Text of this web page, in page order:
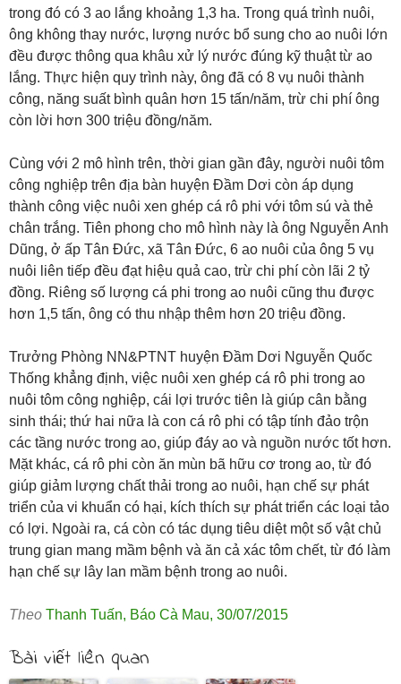
trong đó có 3 ao lắng khoảng 1,3 ha. Trong quá trình nuôi,
ông không thay nước, lượng nước bổ sung cho ao nuôi lớn
đều được thông qua khâu xử lý nước đúng kỹ thuật từ ao
lắng. Thực hiện quy trình này, ông đã có 8 vụ nuôi thành
công, năng suất bình quân hơn 15 tấn/năm, trừ chi phí ông
còn lời hơn 300 triệu đồng/năm.
Cùng với 2 mô hình trên, thời gian gần đây, người nuôi tôm
công nghiệp trên địa bàn huyện Ðầm Dơi còn áp dụng
thành công việc nuôi xen ghép cá rô phi với tôm sú và thẻ
chân trắng. Tiên phong cho mô hình này là ông Nguyễn Anh
Dũng, ở ấp Tân Ðức, xã Tân Ðức, 6 ao nuôi của ông 5 vụ
nuôi liên tiếp đều đạt hiệu quả cao, trừ chi phí còn lãi 2 tỷ
đồng. Riêng số lượng cá phi trong ao nuôi cũng thu được
hơn 1,5 tấn, ông có thu nhập thêm hơn 20 triệu đồng.
Trưởng Phòng NN&PTNT huyện Ðầm Dơi Nguyễn Quốc
Thống khẳng định, việc nuôi xen ghép cá rô phi trong ao
nuôi tôm công nghiệp, cái lợi trước tiên là giúp cân bằng
sinh thái; thứ hai nữa là con cá rô phi có tập tính đảo trộn
các tầng nước trong ao, giúp đáy ao và nguồn nước tốt hơn.
Mặt khác, cá rô phi còn ăn mùn bã hữu cơ trong ao, từ đó
giúp giảm lượng chất thải trong ao nuôi, hạn chế sự phát
triển của vi khuẩn có hại, kích thích sự phát triển các loại tảo
có lợi. Ngoài ra, cá còn có tác dụng tiêu diệt một số vật chủ
trung gian mang mầm bệnh và ăn cả xác tôm chết, từ đó làm
hạn chế sự lây lan mầm bệnh trong ao nuôi.
Theo Thanh Tuấn, Báo Cà Mau, 30/07/2015
Bài viết liên quan